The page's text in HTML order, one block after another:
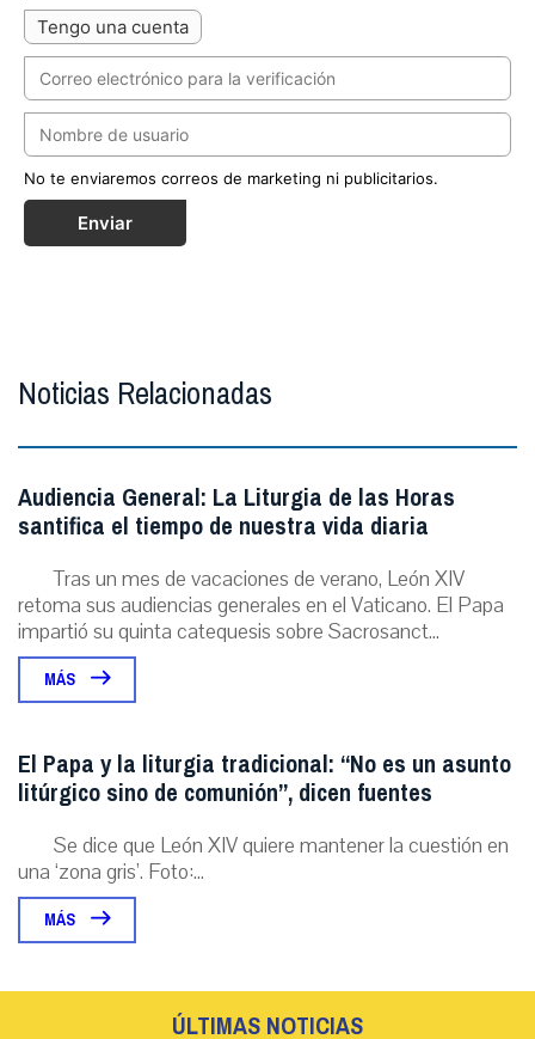
Tengo una cuenta
No te enviaremos correos de marketing ni publicitarios.
Enviar
Noticias Relacionadas
Audiencia General: La Liturgia de las Horas
santifica el tiempo de nuestra vida diaria
Tras un mes de vacaciones de verano, León XIV
retoma sus audiencias generales en el Vaticano. El Papa
impartió su quinta catequesis sobre Sacrosanct...
MÁS
El Papa y la liturgia tradicional: “No es un asunto
litúrgico sino de comunión”, dicen fuentes
Se dice que León XIV quiere mantener la cuestión en
una ‘zona gris’. Foto:...
MÁS
ÚLTIMAS NOTICIAS